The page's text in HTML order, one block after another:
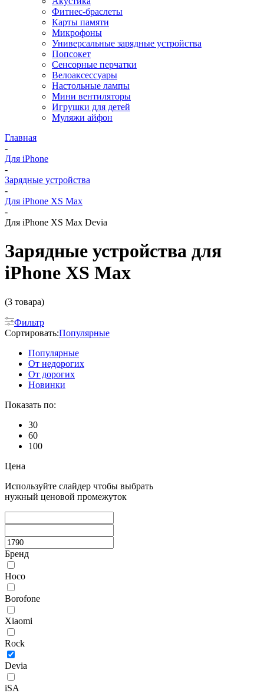
Фитнес-браслеты
Карты памяти
Микрофоны
Универсальные зарядные устройства
Попсокет
Сенсорные перчатки
Велоаксессуары
Настольные лампы
Мини вентиляторы
Игрушки для детей
Муляжи айфон
Главная
-
Для iPhone
-
Зарядные устройства
-
Для iPhone XS Max
-
Для iPhone XS Max Devia
Зарядные устройства для
iPhone XS Max
(3 товара)
Фильтр
Сортировать:Популярные
Популярные
От недорогих
От дорогих
Новинки
Показать по:
30
60
100
Цена
Используйте слайдер чтобы выбрать
нужный ценовой промежуток
Бренд
Hoco
Borofone
Xiaomi
Rock
Devia
iSA